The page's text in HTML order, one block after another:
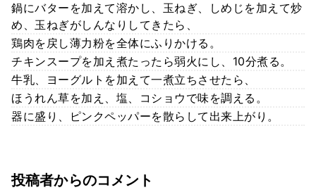
鍋にバターを加えて溶かし、玉ねぎ、しめじを加えて炒
め、玉ねぎがしんなりしてきたら、
鶏肉を戻し薄力粉を全体にふりかける。
チキンスープを加え煮たったら弱火にし、10分煮る。
牛乳、ヨーグルトを加えて一煮立ちさせたら、
ほうれん草を加え、塩、コショウで味を調える。
器に盛り、ピンクペッパーを散らして出来上がり。
投稿者からのコメント